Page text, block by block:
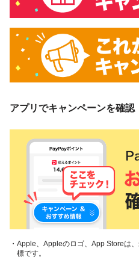
アプリでキャンペーンを確認
・Apple、Appleのロゴ、App Storeは
標です。